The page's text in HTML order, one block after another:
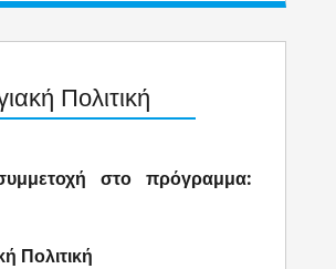
Πολιτική
στο πρόγραμμα:
Πολιτική